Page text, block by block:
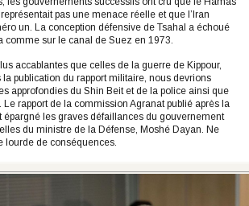
pas une menace réelle et que l’Iran
un. La conception défensive de Tsahal a échoué
comme sur le canal de Suez en 1973.
accablantes que celles de la guerre de Kippour,
la publication du rapport militaire, nous devrions
approfondies du Shin Beit et de la police ainsi que
rapport de la commission Agranat publié après la
épargné les graves défaillances du gouvernement
du ministre de la Défense, Moshé Dayan. Ne
lourde de conséquences.